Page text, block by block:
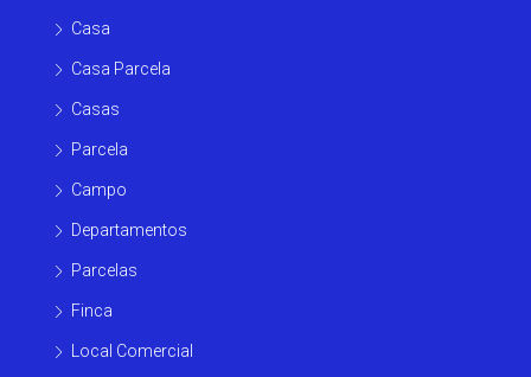
Casa
Casa Parcela
Casas
Parcela
Campo
Departamentos
Parcelas
Finca
Local Comercial